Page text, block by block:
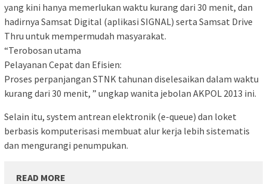
yang kini hanya memerlukan waktu kurang dari 30 menit, dan
hadirnya Samsat Digital (aplikasi SIGNAL) serta Samsat Drive
Thru untuk mempermudah masyarakat.
“Terobosan utama
Pelayanan Cepat dan Efisien:
Proses perpanjangan STNK tahunan diselesaikan dalam waktu
kurang dari 30 menit, ” ungkap wanita jebolan AKPOL 2013 ini.
Selain itu, system antrean elektronik (e-queue) dan loket
berbasis komputerisasi membuat alur kerja lebih sistematis
dan mengurangi penumpukan.
READ MORE